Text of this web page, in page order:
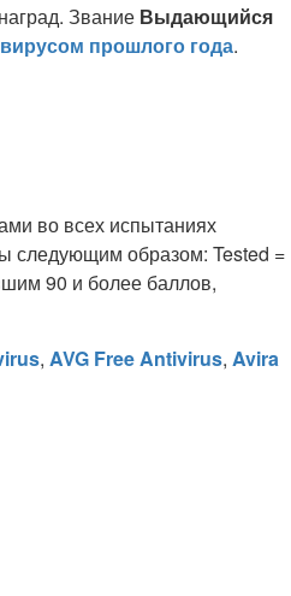
Звание Выдающийся
прошлого года.
во всех испытаниях
следующим образом: Tested =
90 и более баллов,
, AVG Free Antivirus, Avira